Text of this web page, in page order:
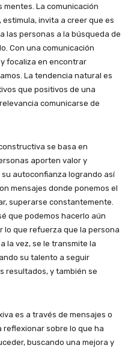
La comunicación
invita a creer que es
las personas a la búsqueda de
Con una comunicación
focaliza en encontrar
La tendencia natural es
que positivos de una
comunicarse de
se basa en
aporten valor y
autoconfianza logrando así
mensajes donde ponemos el
superarse constantemente.
que podemos hacerlo aún
lo que refuerza que la persona
la vez, se le transmite la
su talento a seguir
resultados, y también se
es a través de mensajes o
reflexionar sobre lo que ha
buscando una mejora y